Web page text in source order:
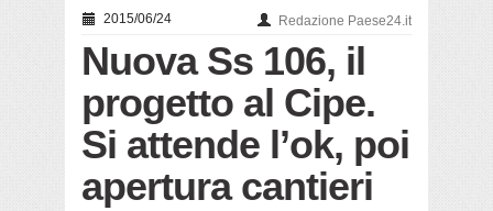
2015/06/24 Redazione Paese24.it
Nuova Ss 106, il
progetto al Cipe.
Si attende l’ok, poi
apertura cantieri